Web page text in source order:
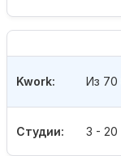
Студии: 3 - 20
Kwork: Из 70